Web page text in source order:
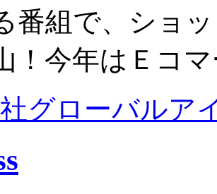
番組で、ショ
！今年はＥコ